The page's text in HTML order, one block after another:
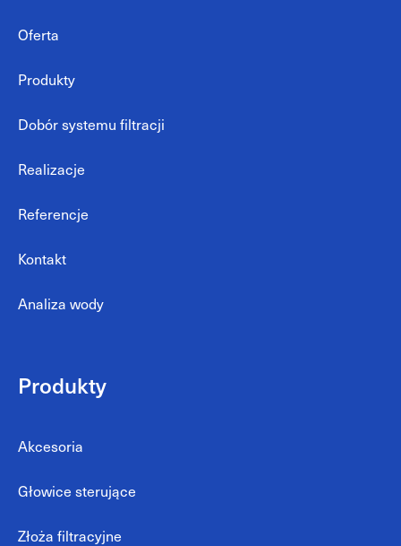
Oferta
Produkty
Dobór systemu filtracji
Realizacje
Referencje
Kontakt
Analiza wody
Produkty
Akcesoria
Głowice sterujące
Złoża filtracyjne